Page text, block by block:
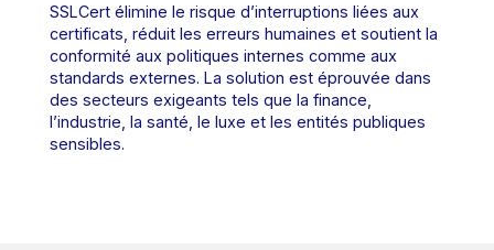
SSLCert élimine le risque d’interruptions liées aux
certificats, réduit les erreurs humaines et soutient la
conformité aux politiques internes comme aux
standards externes. La solution est éprouvée dans
des secteurs exigeants tels que la finance,
l’industrie, la santé, le luxe et les entités publiques
sensibles.